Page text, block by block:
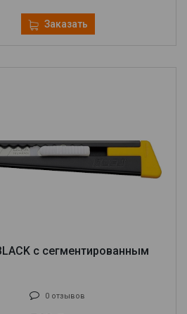
Заказать
с сегментированным
0 отзывов